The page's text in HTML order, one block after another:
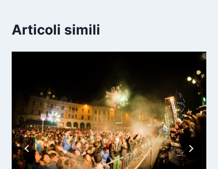
Articoli simili